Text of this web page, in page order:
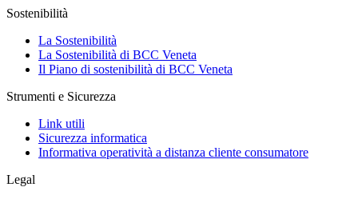
Sostenibilità
La Sostenibilità
La Sostenibilità di BCC Veneta
Il Piano di sostenibilità di BCC Veneta
Strumenti e Sicurezza
Link utili
Sicurezza informatica
Informativa operatività a distanza cliente consumatore
Legal